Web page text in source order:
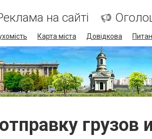
на сайті
Карта міста Довідкова
грузов